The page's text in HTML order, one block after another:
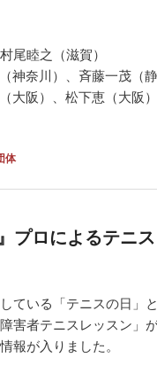
尾睦之（滋賀）
神奈川）、斉藤一茂（
大阪）、松下恵（大阪）
体
プロによるテニ
ている「テニスの日」
害者テニスレッスン」
報が入りました。